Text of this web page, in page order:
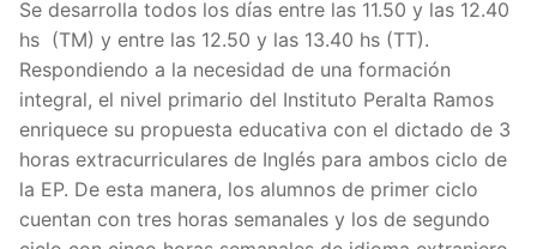
Se desarrolla todos los días entre las 11.50 y las 12.40
hs (TM) y entre las 12.50 y las 13.40 hs (TT).
Respondiendo a la necesidad de una formación
integral, el nivel primario del Instituto Peralta Ramos
enriquece su propuesta educativa con el dictado de 3
horas extracurriculares de Inglés para ambos ciclo de
la EP. De esta manera, los alumnos de primer ciclo
cuentan con tres horas semanales y los de segundo